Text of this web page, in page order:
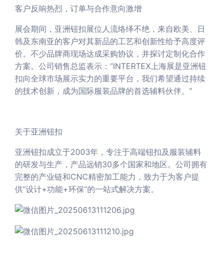
客户反响热烈，订单与合作意向激增
展会期间，亚洲钮扣展位人流络绎不绝，来自欧美、日
韩及东南亚的客户对其新品的工艺和创新性给予高度评
价。不少品牌商现场达成采购协议，并探讨定制化合作
方案。公司销售总监表示：“INTERTEX上海展是亚洲钮
扣向全球市场展示实力的重要平台，我们希望通过持续
的技术创新，成为国际服装品牌的首选辅料伙伴。”
关于亚洲钮扣
亚洲钮扣成立于2003年，专注于高端钮扣及服装辅料
的研发与生产，产品远销30多个国家和地区。公司拥有
完整的产业链和CNC精密加工能力，致力于为客户提
供“设计+功能+环保”的一站式解决方案。